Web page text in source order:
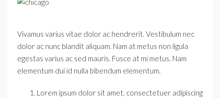
Vivamus varius vitae dolor ac hendrerit. Vestibulum nec
dolor ac nunc blandit aliquam. Nam at metus non ligula
egestas varius ac sed mauris. Fusce at mi metus. Nam
elementum dui id nulla bibendum elementum.
Lorem ipsum dolor sit amet, consectetuer adipiscing